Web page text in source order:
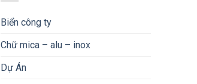
Biển công ty
Chữ mica – alu – inox
Dự Án